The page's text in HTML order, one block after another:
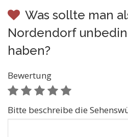
Was sollte man
Nordendorf
haben?
Bewertung
Bitte beschreibe die